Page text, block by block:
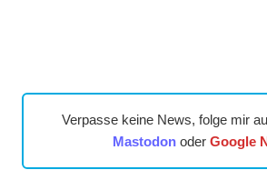
Verpasse keine News, folge mir
Mastodonoder Google